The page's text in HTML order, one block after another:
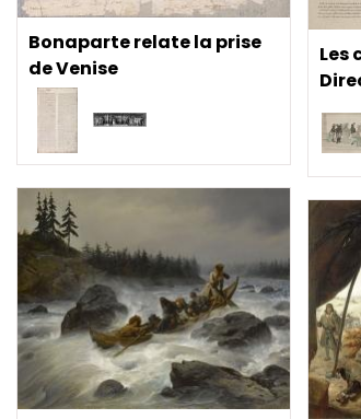
Bonaparte relate la prise
de Venise
Les